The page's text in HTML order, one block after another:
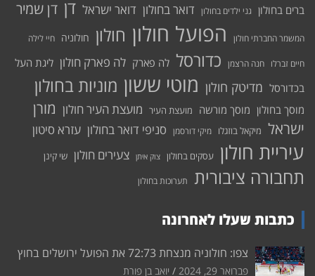
ברים בחולון גני ילדים בחולון דואר בחולון דואר ישראל דן דן שמיר
המשמר החברתי חולון הפועל חולון חולון חולוניה חיי לילה
חיים זברלו חנה הרצמן כדורסל לה פארק לה פארק חולון ליגת העל
בכדורסל מדיטק חולון מוטי ששון מוניות בחולון
מוסך בחולון מוסך מורשה מועצת העיר מועצת העיר חולון מורן
ישראל מיקאל בוזגלו מיקי דורסמן סניפי דואר בחולון עזרא סיטון
עיריית חולון עסקים בחולון צוק איתן צעירים חולון שי קינן
תחבורה ציבורית תערוכות בחולון
כתבות שעלו לאחרונה
צפו: חולוניה מנצחת 72:73 את הפועל ירושלים בחוץ
פברואר 29, 2024 יואב בן פורת